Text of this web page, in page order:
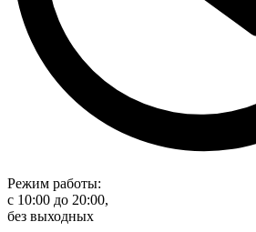
Режим работы:
с 10:00 до 20:00,
без выходных